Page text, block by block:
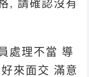
, 請確認沒有
處理不當 導
來面交 滿意